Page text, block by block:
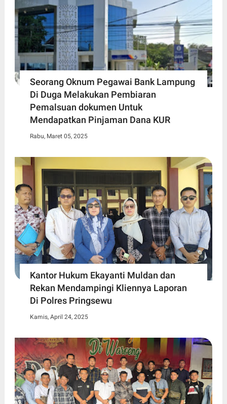
Seorang Oknum Pegawai Bank Lampung
Di Duga Melakukan Pembiaran
Pemalsuan dokumen Untuk
Mendapatkan Pinjaman Dana KUR
Rabu, Maret 05, 2025
Kantor Hukum Ekayanti Muldan dan
Rekan Mendampingi Kliennya Laporan
Di Polres Pringsewu
Kamis, April 24, 2025